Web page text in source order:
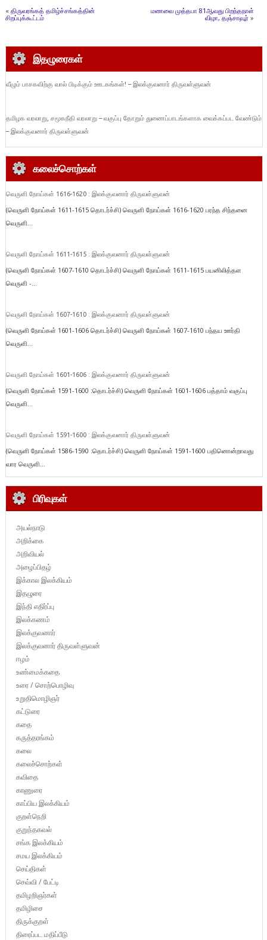
« திருவரங்கத் தமிழ்ச்சங்கத்தின்
சிறப்புக்கூட்டம்
மணவை முத்தபா 81ஆவது பிறந்தநாள்
விழா, தஞ்சாவூர் »
இதழுரைகள்
வீழும் பாசகவிற்கு வால் பிடிக்கும் ஊடகங்கள்! – இலக்குவனார் திருவள்ளுவன்
தமிழக வரலாறு, சமூகநீதி வரலாறு – வகுப்பு தோறும் துணைப்பாடங்களாக வைக்கப்பட வேண்டும்
– இலக்குவனார் திருவள்ளுவன்
கலைச்சொற்கள்
வெருளி நோய்கள் 1616-1620 : இலக்குவனார் திருவள்ளுவன்
(வெருளி நோய்கள் 1611-1615 தொடர்ச்சி) வெருளி நோய்கள் 1616-1620 பரந்த சிந்தனை
வெருளி...
வெருளி நோய்கள் 1611-1615 : இலக்குவனார் திருவள்ளுவன்
(வெருளி நோய்கள் 1607-1610 தொடர்ச்சி) வெருளி நோய்கள் 1611-1615 பயனிலித்தள
வெருளி -...
வெருளி நோய்கள் 1607-1610 : இலக்குவனார் திருவள்ளுவன்
(வெருளி நோய்கள் 1601-1606 தொடர்ச்சி) வெருளி நோய்கள் 1607-1610 பந்தய ஊர்தி
வெருளி...
வெருளி நோய்கள் 1601-1606 : இலக்குவனார் திருவள்ளுவன்
(வெருளி நோய்கள் 1591-1600 :தொடர்ச்சி) வெருளி நோய்கள் 1601-1606 பத்தாம் வகுப்பு
வெருளி...
வெருளி நோய்கள் 1591-1600 : இலக்குவனார் திருவள்ளுவன்
(வெருளி நோய்கள் 1586-1590 :தொடர்ச்சி) வெருளி நோய்கள் 1591-1600 பதினொன்றாவது
வார வெருளி...
பிரிவுகள்
அயல்நாடு
அறிக்கை
அறிவியல்
அழைப்பிதழ்
இக்கால இலக்கியம்
இதழுரை
இந்தி எதிர்ப்பு
இலக்கணம்
இலக்குவனார்
இலக்குவனார் திருவள்ளுவன்
ஈழம்
உண்மைக்கதை
உரை / சொற்பொழிவு
உறுதிமொழிஞர்
கட்டுரை
கதை
கருத்தரங்கம்
கலை
கலைச்சொற்கள்
கவிதை
காணுரை
காப்பிய இலக்கியம்
குறள்நெறி
குறுந்தகவல்
சங்க இலக்கியம்
சமய இலக்கியம்
செய்திகள்
செவ்வி / பேட்டி
தமிழறிஞர்கள்
தமிழிசை
திருக்குறள்
திரைப்பட மதிப்பீடு